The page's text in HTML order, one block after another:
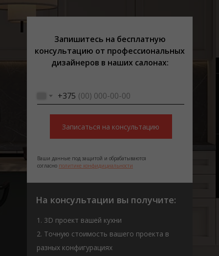
1. 3D проект вашей кухни
2. Точную стоимость вашего проекта в
разных конфигурациях
Ваши данные под защитой и обрабатываются
согласно политике конфидициальности
+375
Записаться на консультацию
На консультации вы получите:
Запишитесь на бесплатную
консультацию от профеcсиональных
дизайнеров в наших салонах: